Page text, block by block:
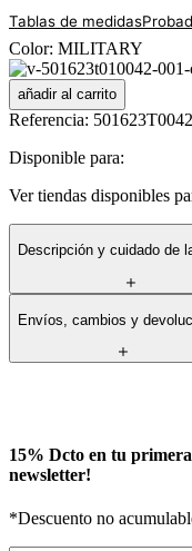
Tablas de medidas
Color: MILITARY
añadir al carrito
Referencia: 501623T0042
Disponible para:
Ver tiendas disponibles
Descripción y cuidado de
Envíos, cambios y
15% Dcto en tu
newsletter!
*Descuento no